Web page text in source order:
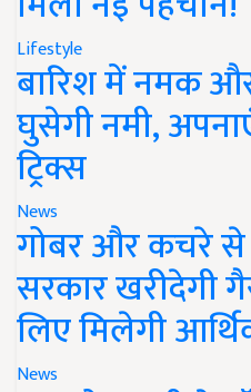
Lifestyle
बारिश में नमक
घुसेगी नमी,
ट्रिक्स
News
गोबर और कचरे से
सरकार खरीदेगी
लिए मिलेगी
News